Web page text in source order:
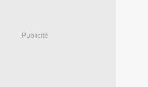
Publicité